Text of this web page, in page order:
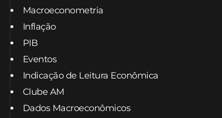
Macroeconometria
Inflação
PIB
Eventos
Indicação de Leitura Econômica
Clube AM
Dados Macroeconômicos